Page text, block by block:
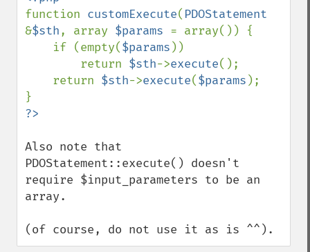
function customExecute(
&$sth, array $params = array()) {
    if (empty(
$params ))
        return
$sth->execute();
    return
$sth->execute($params );
Also note that
PDOStatement::execute() doesn't
require $input_parameters to be an
array.
(of course, do not use it as is ^^).